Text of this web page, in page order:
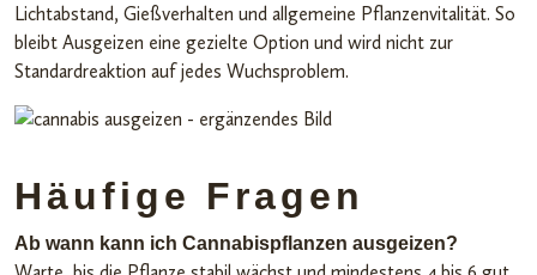
Lichtabstand, Gießverhalten und allgemeine Pflanzenvitalität. So
bleibt Ausgeizen eine gezielte Option und wird nicht zur
Standardreaktion auf jedes Wuchsproblem.
Häufige Fragen
Ab wann kann ich Cannabispflanzen ausgeizen?